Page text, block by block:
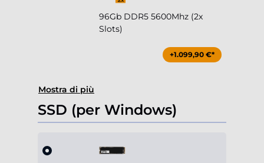
96Gb DDR5 5600Mhz (2x
Slots)
+1.099,90 €*
Mostra di più
SSD (per Windows)